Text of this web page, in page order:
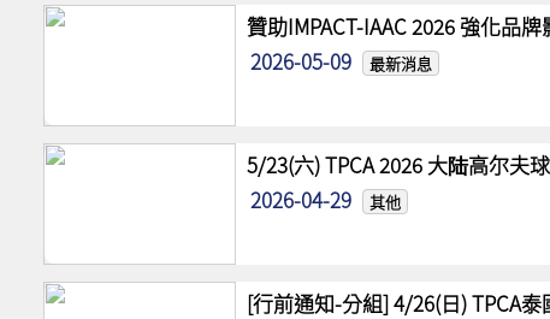
贊助IMPACT-IAAC 2026 強化品
2026-05-09
最新消息
5/23(六) TPCA 2026 大陆高尔夫
2026-04-29
其他
[行前通知-分組] 4/26(日) TPCA